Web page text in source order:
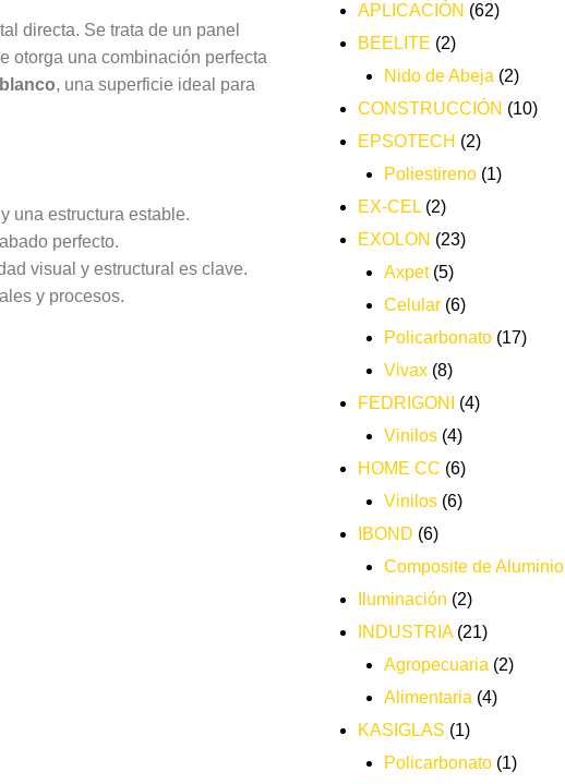
directa. Se trata de un panel
otorga una combinación perfecta
, una superficie ideal para
una estructura estable.
perfecto.
visual y estructural es clave.
y procesos.
APLICACIÓN (62)
BEELITE (2)
Nido de Abeja (2)
CONSTRUCCIÓN (10)
EPSOTECH (2)
Poliestireno (1)
EX-CEL (2)
EXOLON (23)
Axpet(5)
Celular (6)
Policarbonato (17)
Vivax (8)
FEDRIGONI
(4)
Vinilos (4)
HOME CC (6)
Vinilos (6)
IBOND (6)
Composite de Aluminio
Iluminación (2)
INDUSTRIA(21)
Agropecuaria (2)
Alimentaria (4)
KASIGLAS (1)
Policarbonato (1)